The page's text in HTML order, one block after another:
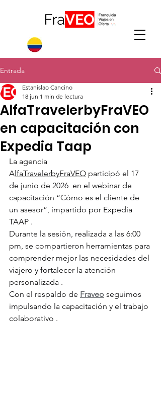
Entrada
AlfaTravelerbyFraVEO
en capacitación con
Expedia Taap
Estanislao Cancino
18 jun 1 min de lectura
La agencia
AlfaTravelerbyFraVEO participó el 17
de junio de 2026  en el webinar de
capacitación “Cómo es el cliente de
un asesor”, impartido por Expedia
TAAP .
Durante la sesión, realizada a las 6:00
pm, se compartieron herramientas para
comprender mejor las necesidades del
viajero y fortalecer la atención
personalizada .
Con el respaldo de Fraveo seguimos
impulsando la capacitación y el trabajo
colaborativo .